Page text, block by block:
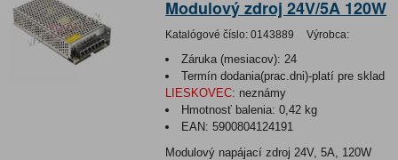
Modulový zdroj 24V/5A 120W
Katalógové číslo: 0143889 Výrobca:
Záruka (mesiacov): 24
Termín dodania(prac.dni)-platí pre sklad
LIESKOVEC: neznámy
Hmotnosť balenia:0,42 kg
EAN:5900804124191
Modulový napájací zdroj 24V, 5A, 120W